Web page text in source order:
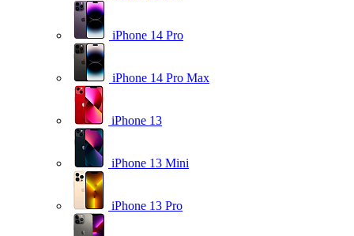
iPhone 14 Pro
iPhone 14 Pro Max
iPhone 13
iPhone 13 Mini
iPhone 13 Pro